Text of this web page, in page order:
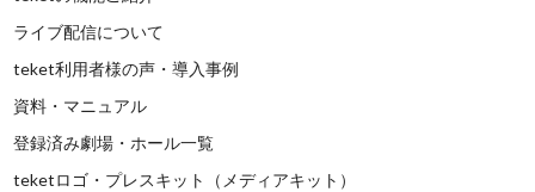
ライブ配信について
teket利用者様の声・導入事例
資料・マニュアル
登録済み劇場・ホール一覧
teketロゴ・プレスキット（メディアキット）